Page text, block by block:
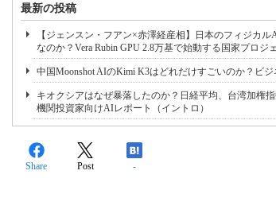
最新の投稿
【ジェンスン・フアン×赤澤経産相】日本のフィジカ
なのか？Vera Rubin GPU 2.8万基で始動する国家プロジ
中国Moonshot AIのKimi K3はどれだけすごいのか？ビ
キオクシアはなぜ暴落したのか？日経平均、台湾加権
機関投資家向けAIレポート（イントロ）
Share Post -